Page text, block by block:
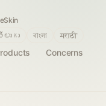
Concerns
বাংলা मराठी